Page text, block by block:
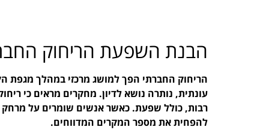
הבנת השפעת הריחוק
הריחוק החברתי הפך למושג מרכזי במהלך
עונתית, נותרה נושא לדיון. מחקרים מראים כי
רבות, כולל שפעת. כאשר אנשים שומרים על מרחק
להפחית את מספר המקרים המדווחים.